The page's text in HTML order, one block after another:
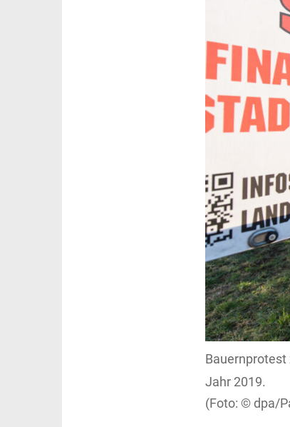
Bauernprotest
Jahr 2019.
dpa/